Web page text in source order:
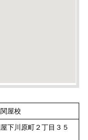
屋校
下川原町２丁目３５